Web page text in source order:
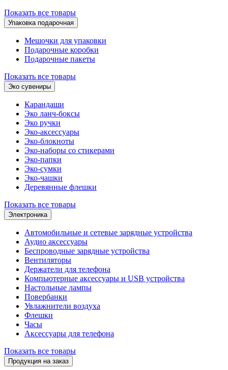
Показать все товары
Упаковка подарочная
Мешочки для упаковки
Подарочные коробки
Подарочные пакеты
Показать все товары
Эко сувениры
Карандаши
Эко ланч-боксы
Эко ручки
Эко-аксессуары
Эко-блокноты
Эко-наборы со стикерами
Эко-папки
Эко-сумки
Эко-чашки
Деревянные флешки
Показать все товары
Электроника
Автомобильные и сетевые зарядные устройства
Аудио аксессуары
Беспроводные зарядные устройства
Вентиляторы
Держатели для телефона
Компьютерные аксессуары и USB устройства
Настольные лампы
Повербанки
Увлажнители воздуха
Флешки
Часы
Аксессуары для телефона
Показать все товары
Продукция на заказ